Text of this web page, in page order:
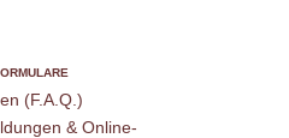
(F.A.Q.)
& Online-